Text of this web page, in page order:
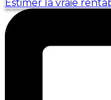
Estimer la vraie